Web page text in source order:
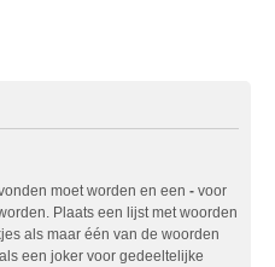
moet worden en een - voor
Plaats een lijst met woorden
als maar één van de woorden
een joker voor gedeeltelijke